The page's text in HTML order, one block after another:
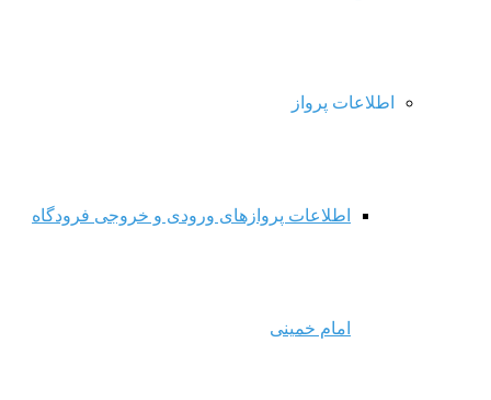
اطلاعات پرواز
اطلاعات پروازهای ورودی و خروجی فرودگاه
امام خمینی